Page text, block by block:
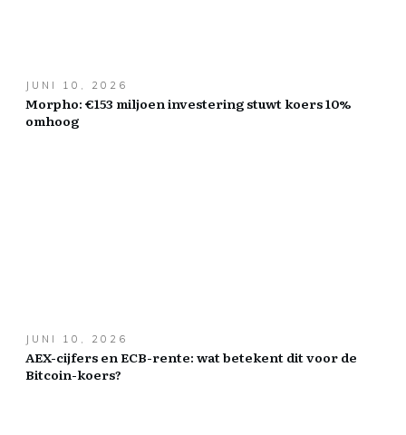
JUNI 10, 2026
Morpho: €153 miljoen investering stuwt koers 10%
omhoog
JUNI 10, 2026
AEX-cijfers en ECB-rente: wat betekent dit voor de
Bitcoin-koers?